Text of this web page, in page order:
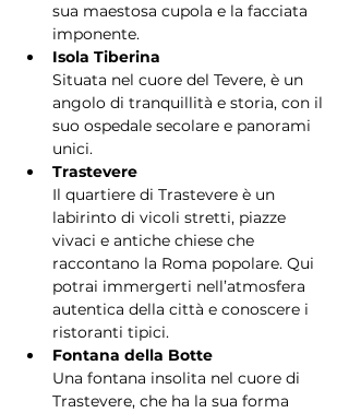
sua maestosa cupola e la facciata
imponente.
Isola Tiberina
Situata nel cuore del Tevere, è un
angolo di tranquillità e storia, con il
suo ospedale secolare e panorami
unici.
Trastevere
Il quartiere di Trastevere è un
labirinto di vicoli stretti, piazze
vivaci e antiche chiese che
raccontano la Roma popolare. Qui
potrai immergerti nell’atmosfera
autentica della città e conoscere i
ristoranti tipici.
Fontana della Botte
Una fontana insolita nel cuore di
Trastevere, che ha la sua forma